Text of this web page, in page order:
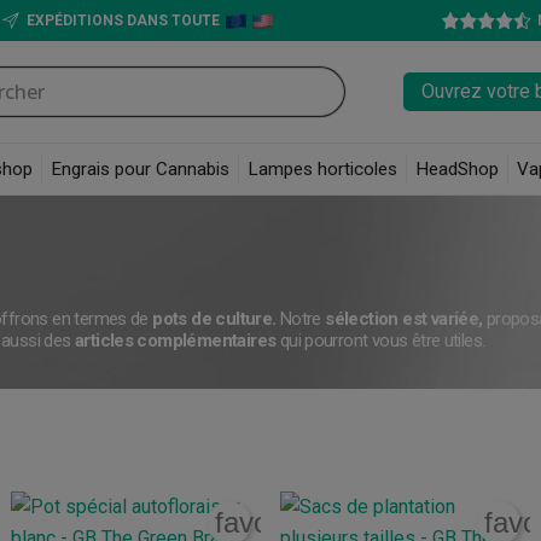
EXPÉDITIONS DANS TOUTE
Ouvrez votre
Engrais pour Cannabis Lampes horticoles HeadShop
en termes de pots de culture. Notre sélection est variée,
des articles complémentairesqui pourront vous être utiles.
favorite_border